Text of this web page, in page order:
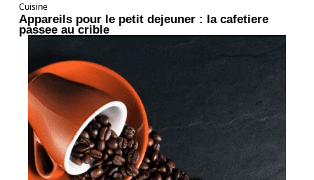
Cuisine
Appareils pour le petit dejeuner : la cafetiere
passee au crible